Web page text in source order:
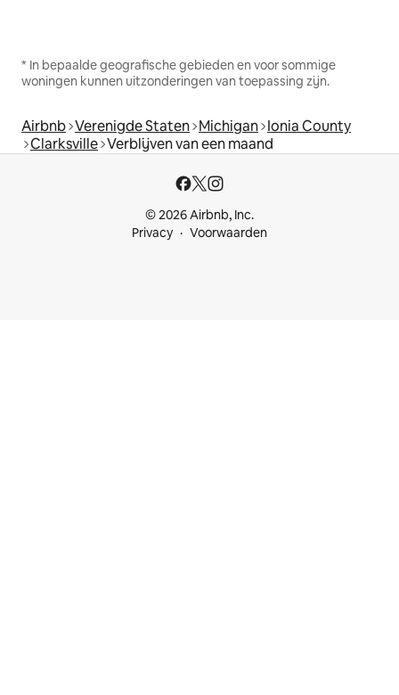
* In bepaalde geografische gebieden en voor sommige
woningen kunnen uitzonderingen van toepassing zijn.
Airbnb Verenigde Staten Michigan Ionia County
Clarksville Verblijven van een maand
© 2026 Airbnb, Inc.
Privacy
Voorwaarden